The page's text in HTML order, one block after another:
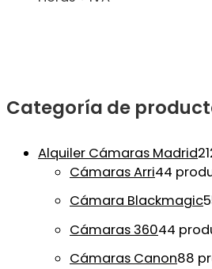
Categoría de
Alquiler Cámaras Madrid
Cámaras Arri44
Cámara Blackmagic5
Cámaras 36044
Cámaras Canon88